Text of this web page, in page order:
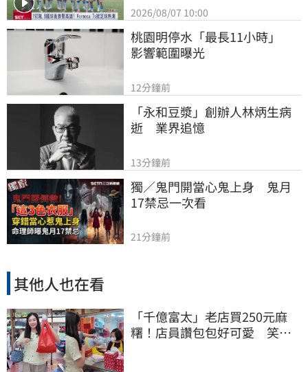
2026/08/07 10:00
桃園明停水「最長11小時」
影響範圍曝光
12分鐘前
「永和豆漿」創辦人林炳生病
逝　業界追憶
13分鐘前
獨／鬼門開當心鬼上身　鬼月
17禁忌一次看
21分鐘前
其他人也在看
「千億富太」老店買250元麻
糬！店員讚包包好可愛 笑